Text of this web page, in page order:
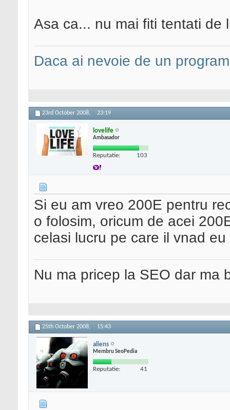
Asa ca... nu mai fiti tentati de
Daca ai nevoie de un
23rd October 2008, 23:19
lovelife
Ambasador
Reputatie: 103
Si eu am vreo 200E pentru
o folosim, oricum de acei
celasi lucru pe care il vnad
Nu ma pricep la SEO dar ma
25th October 2008, 15:43
aliens
Membru SeoPedia
Reputatie: 41